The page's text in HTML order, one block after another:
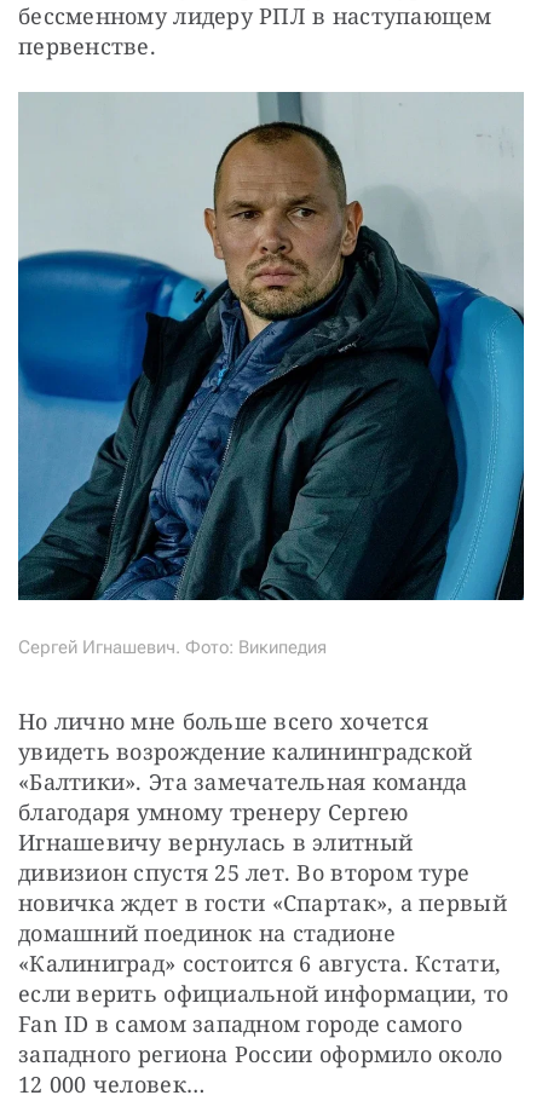
бессменному лидеру РПЛ в наступающем
первенстве.
Сергей Игнашевич. Фото: Википедия
Но лично мне больше всего хочется
увидеть возрождение калининградской
«Балтики». Эта замечательная команда
благодаря умному тренеру Сергею
Игнашевичу вернулась в элитный
дивизион спустя 25 лет. Во втором туре
новичка ждет в гости «Спартак», а первый
домашний поединок на стадионе
«Калиниград» состоится 6 августа. Кстати,
если верить официальной информации, то
Fan ID в самом западном городе самого
западного региона России оформило около
12 000 человек…